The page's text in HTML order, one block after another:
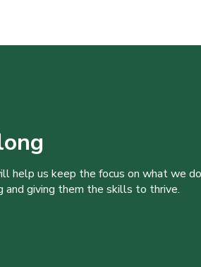
help us keep the focus on what we
and giving them the skills to thrive.